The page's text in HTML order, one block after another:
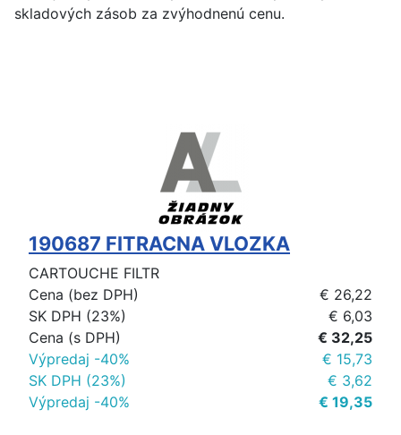
skladových zásob za zvýhodnenú cenu.
190687 FITRACNA VLOZKA
CARTOUCHE FILTR
Cena (bez DPH)
€ 26,22
SK DPH (23%)
€ 6,03
Cena (s DPH)
€ 32,25
Výpredaj -40%
€ 15,73
SK DPH (23%)
€ 3,62
Výpredaj -40%
€ 19,35